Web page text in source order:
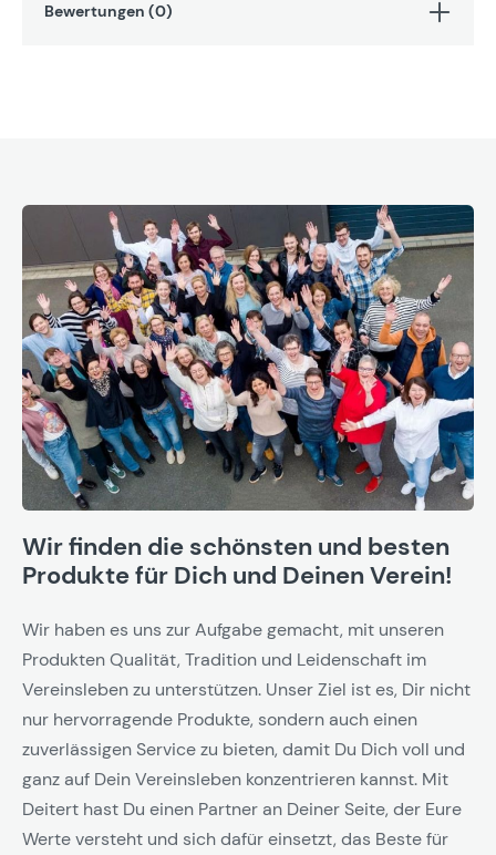
Bewertungen (0)
Wir finden die schönsten und besten
Produkte für Dich und Deinen Verein!
Wir haben es uns zur Aufgabe gemacht, mit unseren
Produkten Qualität, Tradition und Leidenschaft im
Vereinsleben zu unterstützen. Unser Ziel ist es, Dir nicht
nur hervorragende Produkte, sondern auch einen
zuverlässigen Service zu bieten, damit Du Dich voll und
ganz auf Dein Vereinsleben konzentrieren kannst. Mit
Deitert hast Du einen Partner an Deiner Seite, der Eure
Werte versteht und sich dafür einsetzt, das Beste für